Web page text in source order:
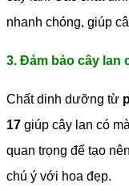
nhanh chóng, giúp
3. Đảm bảo cây lan
Chất dinh dưỡng từ
17 giúp cây lan có
quan trọng để tạo
chú ý với hoa đẹp.